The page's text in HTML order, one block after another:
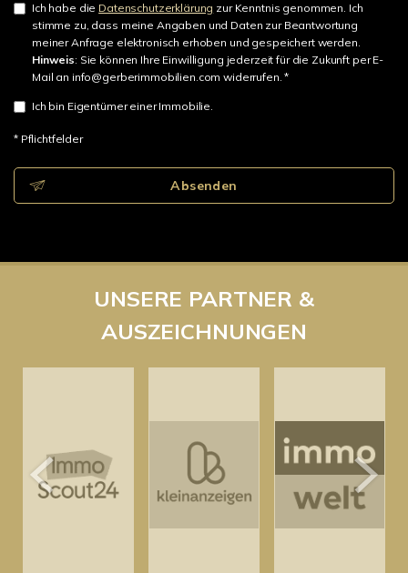
Ich habe die Datenschutzerklärung zur Kenntnis genommen. Ich
stimme zu, dass meine Angaben und Daten zur Beantwortung
meiner Anfrage elektronisch erhoben und gespeichert werden.
Hinweis: Sie können Ihre Einwilligung jederzeit für die Zukunft per E-
Mail an info@gerberimmobilien.com widerrufen. *
Ich bin Eigentümer einer Immobilie.
* Pflichtfelder
Absenden
UNSERE PARTNER &
AUSZEICHNUNGEN